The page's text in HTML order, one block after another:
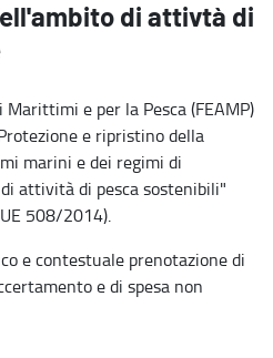
di attivtà di
e per la Pesca (FEAMP)
e ripristino della
marini e dei regimi di
attività di pesca sostenibili"
508/2014).
e contestuale prenotazione di
e di spesa non